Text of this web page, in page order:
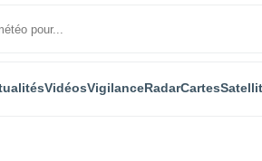
VidéosVigilanceRadarCartes